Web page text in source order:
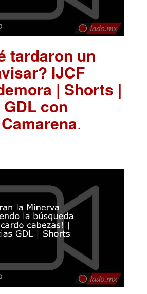
tardaron un
IJCF
| Shorts |
con
.